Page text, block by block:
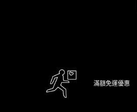
滿額免運優惠